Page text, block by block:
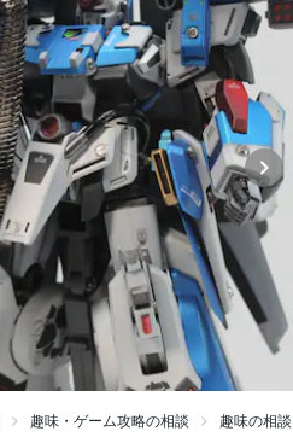
趣味・ゲーム攻略の相談 趣味の相談